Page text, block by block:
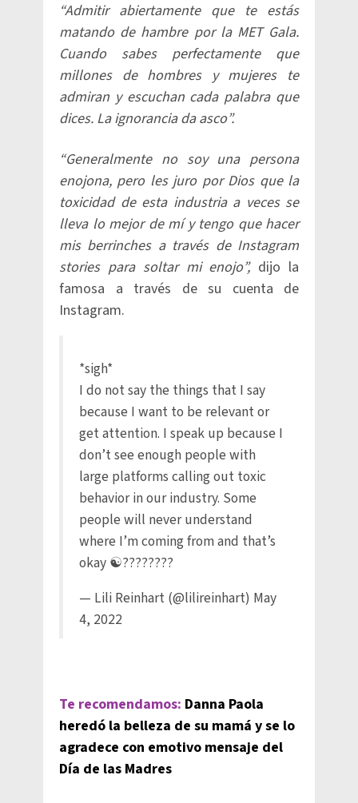
“Admitir abiertamente que te estás
matando de hambre por la MET Gala.
Cuando sabes perfectamente que
millones de hombres y mujeres te
admiran y escuchan cada palabra que
dices. La ignorancia da asco”.
“Generalmente no soy una persona
enojona, pero les juro por Dios que la
toxicidad de esta industria a veces se
lleva lo mejor de mí y tengo que hacer
mis berrinches a través de Instagram
stories para soltar mi enojo”,dijo la
famosa a través de su cuenta de
Instagram.
*sigh*
I do not say the things that I say
because I want to be relevant or
get attention. I speak up because I
don’t see enough people with
large platforms calling out toxic
behavior in our industry. Some
people will never understand
where I’m coming from and that’s
okay ☯️????????
— Lili Reinhart (@lilireinhart) May
4, 2022
Te recomendamos: Danna Paola
heredó la belleza de su mamá y se lo
agradece con emotivo mensaje del
Día de las Madres